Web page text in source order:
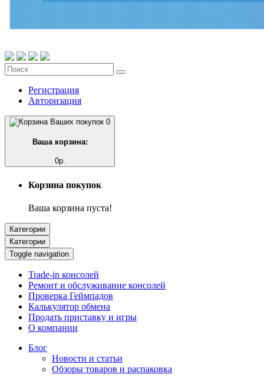
Регистрация
Авторизация
0
Ваша корзина:
0р.
Корзина покупок
Ваша корзина пуста!
Категории
Категории
Toggle navigation
Trade-in консолей
Ремонт и обслуживание консолей
Проверка Геймпадов
Калькулятор обмена
Продать приставку и игры
О компании
Блог
Новости и статьи
Обзоры товаров и распаковка